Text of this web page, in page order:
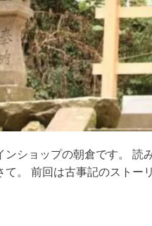
ショップの朝倉です。
。 前回は古事記のストー